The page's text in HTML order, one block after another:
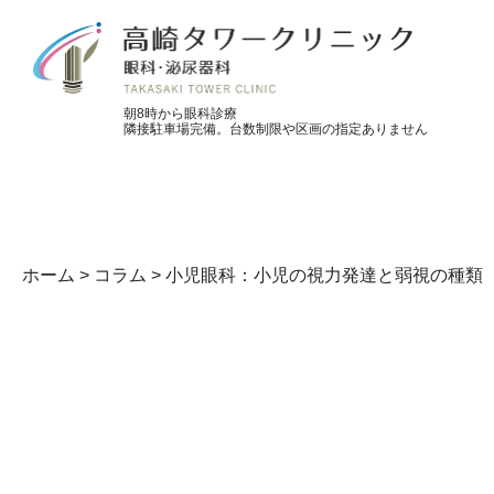
朝8時から眼科診療
隣接駐車場完備。台数制限や区画の指定ありません
ホーム > コラム > 小児眼科：小児の視力発達と弱視の種類